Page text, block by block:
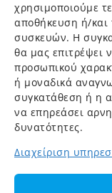
χρησιμοποιούμε
αποθήκευση ή/και
συσκευών. Η
θα μας επιτρέψει
προσωπικού
ή μοναδικά
συγκατάθεση ή η
να επηρεάσει
δυνατότητες.
Διαχείριση
Αίτηση
Login
Είσοδος/
Greece